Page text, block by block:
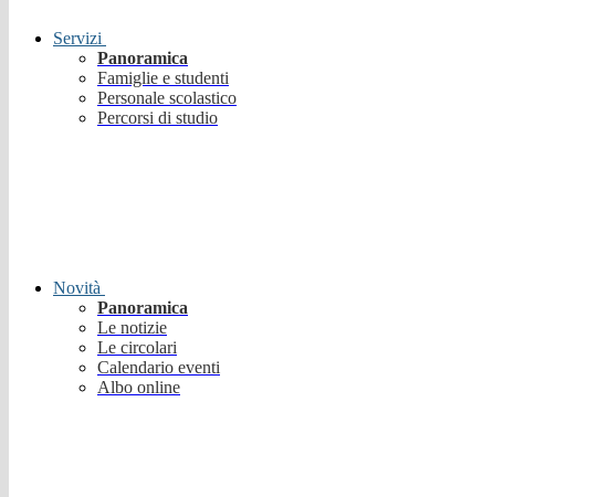
Servizi
Panoramica
Famiglie e studenti
Personale scolastico
Percorsi di studio
Novità
Panoramica
Le notizie
Le circolari
Calendario eventi
Albo online